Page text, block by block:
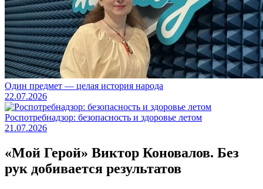
Один предмет — целая история народа
22.07.2026
Роспотребнадзор: безопасность и здоровье летом
21.07.2026
«Мой Герой» Виктор Коновалов. Без
рук добивается результатов